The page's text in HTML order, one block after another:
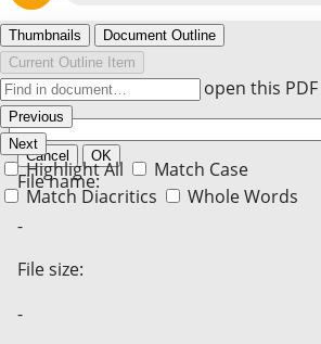
Thumbnails
Document Outline
Current Outline Item
Previous
Next
Highlight All
Match Case
Match Diacritics
Whole Words
Enter the password to open this PDF
Cancel OK
File name:
-
File size:
-